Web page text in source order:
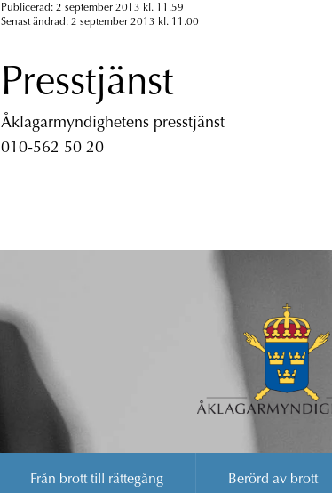
Publicerad: 2 september 2013 kl. 11.59
Senast ändrad: 2 september 2013 kl. 11.00
Presstjänst
Åklagarmyndighetens presstjänst
010-562 50 20
Från brott till rättegång Berörd av brott